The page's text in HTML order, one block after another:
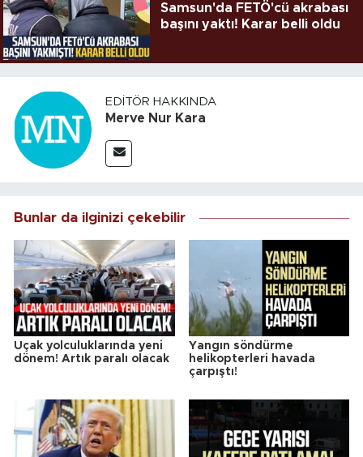
Samsun'da FETÖ'cü akrabası
başını yaktı! Karar belli oldu
EDITÖR HAKKINDA
Merve Nur Kara
Bunlar da ilginizi çekebilir
Uçak yolculuklarında yeni
dönem! Artık paralı olacak
Yangın söndürme
helikopterleri havada
çarpıştı!